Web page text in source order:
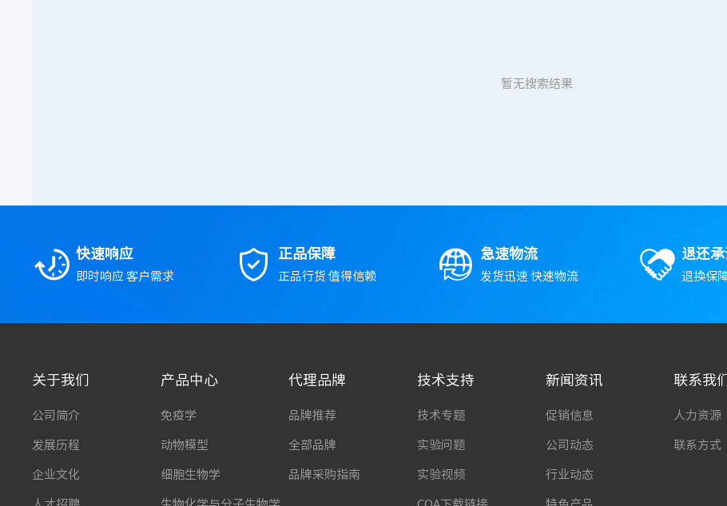
暂无搜索结果
快速响应
即时响应 客户需求
正品保障
正品行货 值得信赖
急速物流
发货迅速 快速物流
退还
退换保
关于我们
公司简介
发展历程
企业文化
产品中心
免疫学
动物模型
细胞生物学
代理品牌
品牌推荐
全部品牌
品牌采购指南
技术支持
技术专题
实验问题
实验视频
新闻资讯
促销信息
公司动态
行业动态
联系我
人力资源
联系方式